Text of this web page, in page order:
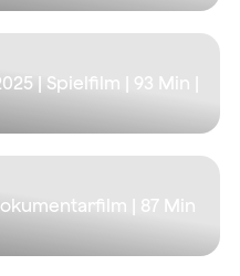
| Spielfilm | 93 Min
| 87 Min